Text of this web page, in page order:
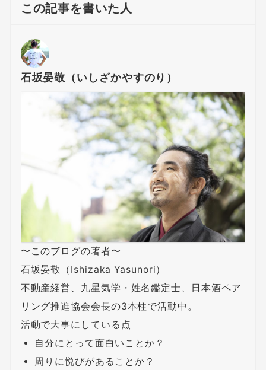
この記事を書いた人
石坂晏敬（いしざかやすのり）
〜このブログの著者〜
石坂晏敬（Ishizaka Yasunori）
不動産経営、九星気学・姓名鑑定士、日本酒ペア
リング推進協会会長の3本柱で活動中。
活動で大事にしている点
自分にとって面白いことか？
周りに悦びがあることか？